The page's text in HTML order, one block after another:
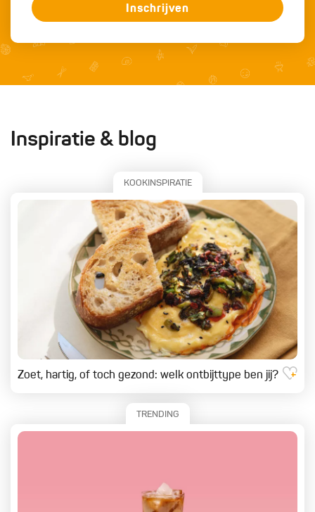
Inschrijven
Inspiratie & blog
KOOKINSPIRATIE
Zoet, hartig, of toch gezond: welk ontbijttype ben jij?
TRENDING